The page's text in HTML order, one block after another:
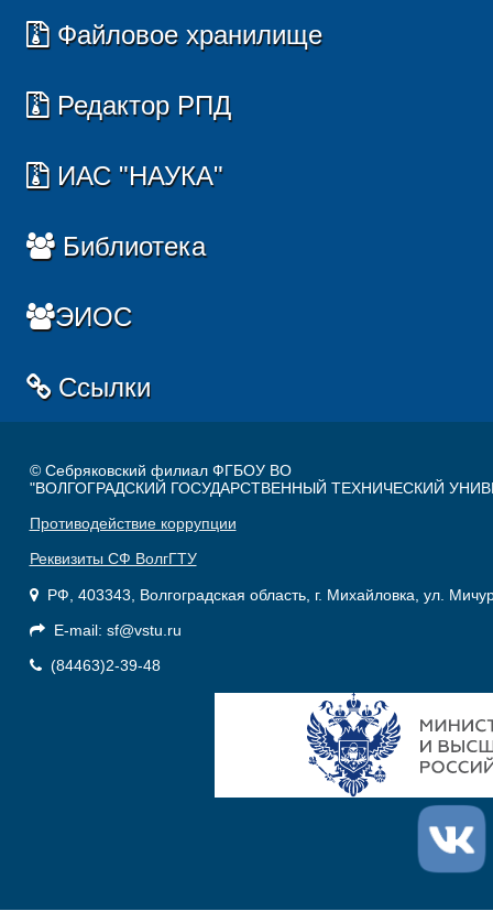
Файловое хранилище
Редактор РПД
ИАС "НАУКА"
Библиотека
ЭИОС
Ссылки
© Себряковский филиал ФГБОУ ВО
"ВОЛГОГРАДСКИЙ ГОСУДАРСТВЕННЫЙ ТЕХНИЧЕСКИЙ
Противодействие коррупции
Реквизиты СФ ВолгГТУ
РФ, 403343, Волгоградская область, г. Михайловка, ул.
E-mail: sf@vstu.ru
(84463)2-39-48